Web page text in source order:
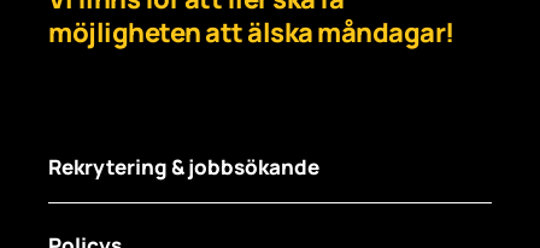
möjligheten att älska måndagar!
Rekrytering & jobbsökande